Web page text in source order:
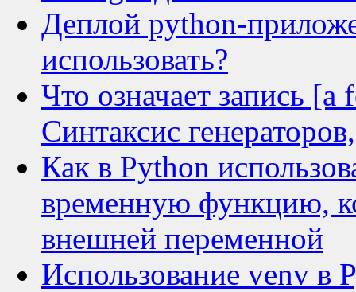
Деплой python-
использовать?
Что означает запись
Синтаксис
Как в Python
временную функцию,
внешней переменной
Использование venv в